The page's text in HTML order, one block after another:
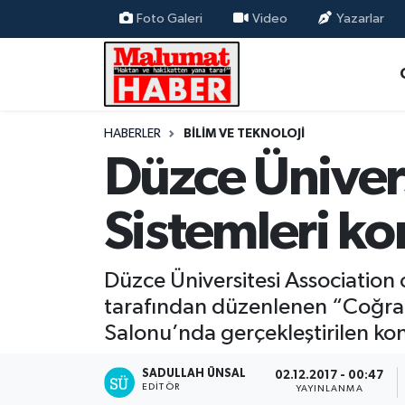
Foto Galeri Video Yazarlar
HABERLER BİLİM VE TEKNOLOJİ
Düzce
Sistemleri
Düzce Üniversitesi
tarafından düzenlenen
Salonu’nda gerçekleştirilen
SADULLAH ÜNSAL
EDITÖR
02.12.2017 - 00:47
YAYINLANMA
Nöbetçi Eczaneler
Trafik Durumu
Süper Lig Puan Durumu ve Fikstür
Tüm Manşetler
Son Dakika Haberleri
Haber Arşivi